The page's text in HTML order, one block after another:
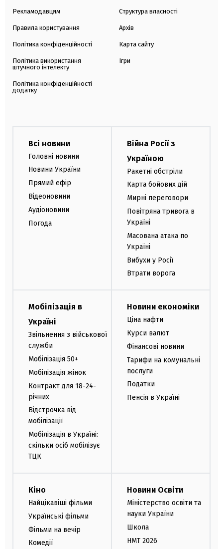
Рекламодавцям
Правила користування
Політика конфіденційності
Політика використання
штучного інтелекту
Політика конфіденційності
додатку
Структура власності
Архів
Карта сайту
Ігри
Всі новини
Головні новини
Новини України
Прямий ефір
Відеоновини
Аудіоновини
Погода
Війна Росії з
Україною
Ракетні обстріли
Карта бойових дій
Мирні переговори
Повітряна тривога в
Україні
Масована атака по
Україні
Вибухи у Росії
Втрати ворога
Мобілізація в
Україні
Звільнення з військової
служби
Мобілізація 50+
Мобілізація жінок
Контракт для 18-24-
річних
Відстрочка від
мобілізації
Мобілізація в Україні:
скільки осіб мобілізує
ТЦК
Новини економіки
Ціна нафти
Курси валют
Фінансові новини
Тарифи на комунальні
послуги
Податки
Пенсія в Україні
Кіно
Найцікавіші фільми
Українські фільми
Фільми на вечір
Комедії
Новини Освіти
Міністерство освіти та
науки України
Школа
НМТ 2026